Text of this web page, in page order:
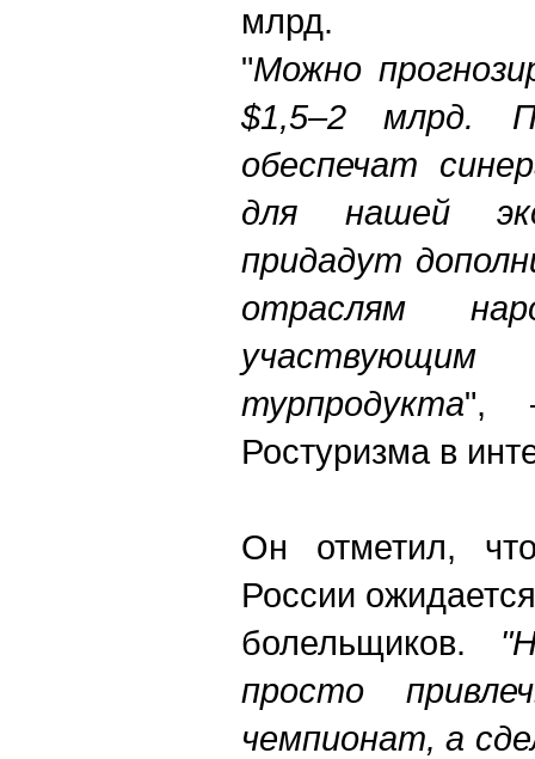
млрд.
"Можно
$1,5–2 млрд.
обеспечат
для нашей
придадут
отраслям
турпродукта",
Ростуризма в
Он отметил,
России
болельщиков.
просто
чемпионат, а